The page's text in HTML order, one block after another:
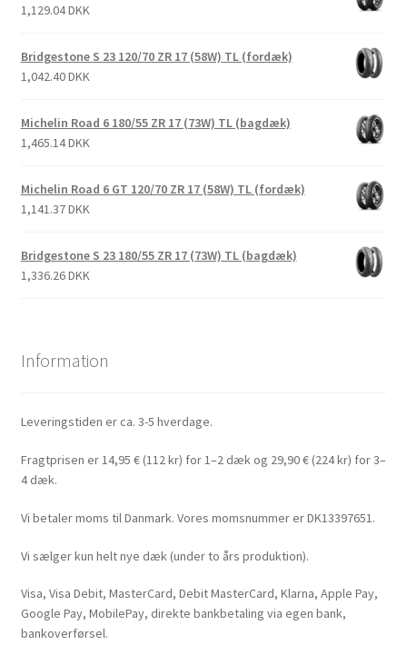
1,129.04 DKK
Bridgestone S 23 120/70 ZR 17 (58W) TL (fordæk)
1,042.40 DKK
Michelin Road 6 180/55 ZR 17 (73W) TL (bagdæk)
1,465.14 DKK
Michelin Road 6 GT 120/70 ZR 17 (58W) TL (fordæk)
1,141.37 DKK
Bridgestone S 23 180/55 ZR 17 (73W) TL (bagdæk)
1,336.26 DKK
Information
Leveringstiden er ca. 3-5 hverdage.
Fragtprisen er 14,95 € (112 kr) for 1–2 dæk og 29,90 € (224 kr) for 3–
4 dæk.
Vi betaler moms til Danmark. Vores momsnummer er DK13397651.
Vi sælger kun helt nye dæk (under to års produktion).
Visa, Visa Debit, MasterCard, Debit MasterCard, Klarna, Apple Pay,
Google Pay, MobilePay, direkte bankbetaling via egen bank,
bankoverførsel.